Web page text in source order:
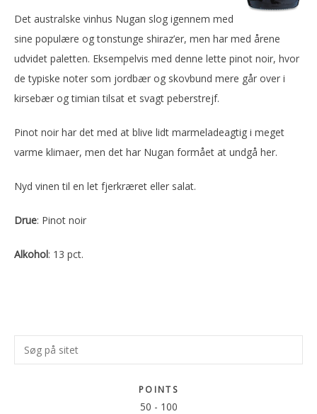
Det australske vinhus Nugan slog igennem med
sine populære og tonstunge shiraz’er, men har med årene
udvidet paletten. Eksempelvis med denne lette pinot noir, hvor
de typiske noter som jordbær og skovbund mere går over i
kirsebær og timian tilsat et svagt peberstrejf.
Pinot noir har det med at blive lidt marmeladeagtig i meget
varme klimaer, men det har Nugan formået at undgå her.
Nyd vinen til en let fjerkræret eller salat.
Drue: Pinot noir
Alkohol: 13 pct.
Primær
Sidebar
Søg
på
POINTS
50 - 100